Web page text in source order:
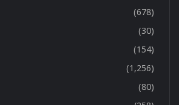
(678)
(30)
(154)
(1,256)
(80)